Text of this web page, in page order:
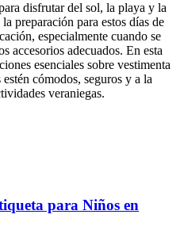
disfrutar del sol, la playa y la
preparación para estos días de
especialmente cuando se
accesorios adecuados. En esta
esenciales sobre vestimenta
cómodos, seguros y a la
veraniegas.
para Niños en